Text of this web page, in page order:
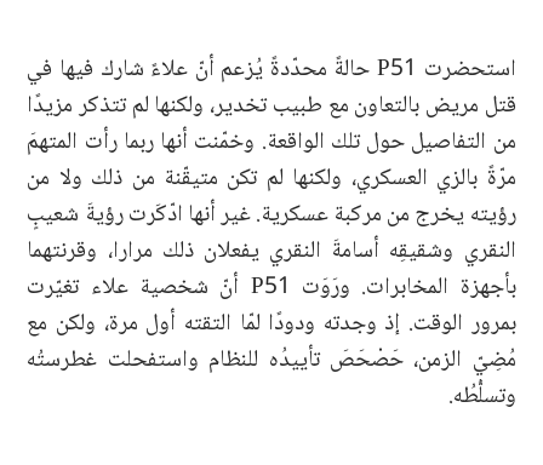
استحضرت P51 حالةً محدّدةً يُزعم أنّ علاءً شارك فيها في
قتل مريض بالتعاون مع طبيب تخدير، ولكنها لم تتذكر مزيدًا
من التفاصيل حول تلك الواقعة. وخمّنت أنها ربما رأت المتهمَ
مرّةً بالزي العسكري، ولكنها لم تكن متيقّنة من ذلك ولا من
رؤيته يخرج من مركبة عسكرية. غير أنها ادّكَرت رؤيةَ شعيبٍ
النقري وشقيقِه أسامةَ النقري يفعلان ذلك مرارا، وقرنتهما
بأجهزة المخابرات. ورَوَت P51 أنّ شخصية علاء تغيّرت
بمرور الوقت. إذ وجدته ودودًا لمّا التقته أول مرة، ولكن مع
مُضِيّ الزمن، حَصْحَصَ تأييدُه للنظام واستفحلت غطرستُه
وتسلُّطُه.